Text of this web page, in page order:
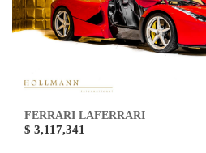
FERRARI LAFERRARI
$ 3,117,341